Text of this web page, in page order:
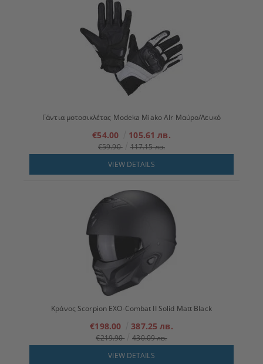
Γάντια μοτοσικλέτας Modeka Miako AIr Μαύρο/Λευκό
€54.00 105.61 лв.
€59.90
117.15 лв.
VIEW DETAILS
Κράνος Scorpion EXO-Combat II Solid Matt Black
€198.00 387.25 лв.
€219.90
430.09 лв.
VIEW DETAILS